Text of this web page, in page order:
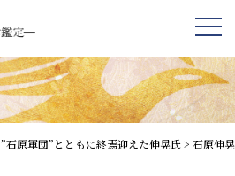
”石原軍団”とともに終焉迎えた伸晃氏> 石原伸晃